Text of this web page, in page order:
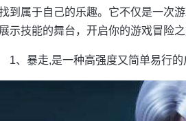
到属于自己的乐趣。它不仅是一次
示技能的舞台，开启你的游戏冒险之
1、暴走,是一种高强度又简单易行